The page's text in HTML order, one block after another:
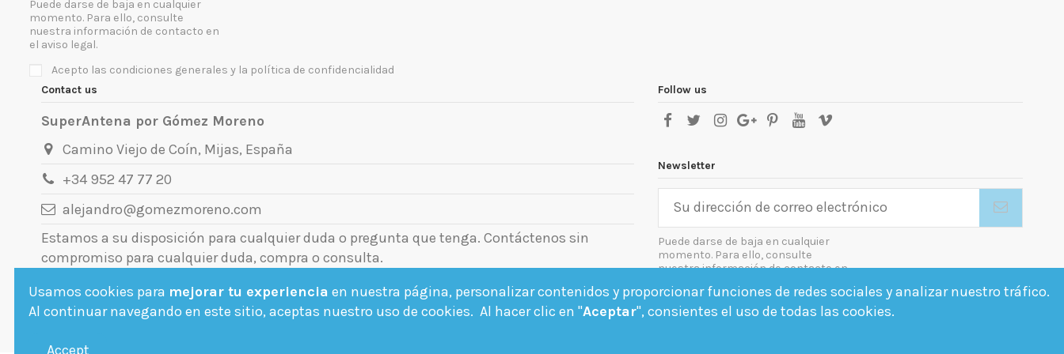
Puede darse de baja en cualquier
momento. Para ello, consulte
nuestra información de contacto en
el aviso legal.
Acepto las condiciones generales y la política de confidencialidad
Contact us
SuperAntena por Gómez Moreno
Camino Viejo de Coín, Mijas, España
+34 952 47 77 20
alejandro@gomezmoreno.com
Estamos a su disposición para cualquier duda o pregunta que tenga. Contáctenos sin
compromiso para cualquier duda, compra o consulta.
Follow us
Newsletter
Puede darse de baja en cualquier
momento. Para ello, consulte
nuestra información de contacto en
Acepto las condiciones generales y la política de confidencialidad
Usamos cookies para mejorar tu experiencia en nuestra página, personalizar contenidos y proporcionar funciones de redes sociales y analizar nuestro tráfico.
Al continuar navegando en este sitio, aceptas nuestro uso de cookies. Al hacer clic en "Aceptar", consientes el uso de todas las cookies.
Accept